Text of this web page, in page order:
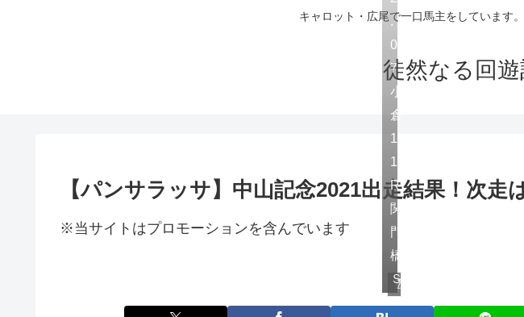
キャロット・広尾で一口馬主をしています
徒然なる回
【パンサラッサ】中山記念2021出走結果！次走
※当サイトはプロモーションを含んでいます
広尾サラブレッド倶楽部
.
0
7
小
倉
1
1
R
関
門
橋
Ｓ